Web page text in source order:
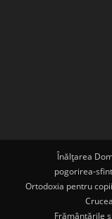
Înălțarea
pogorirea-
Ortodoxia pentru copii
Frământările